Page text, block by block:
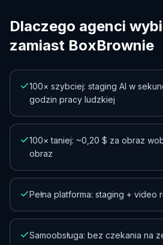
Dlaczego agenci
zamiast BoxBrownie
100× szybciej: staging AI w
godzin pracy ludzkiej
100× taniej: ~0,20 $ za obraz
obraz
Pełna platforma: staging + video
Samoobsługa: bez czekania na